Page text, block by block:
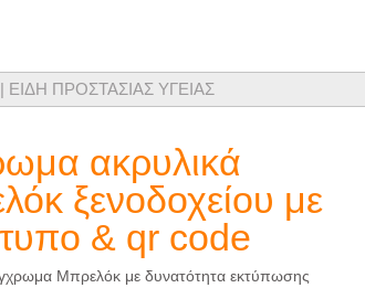
μενού & προμηθειών ξενοδοχειακών ειδών
ΕΙΔΗ ΠΡΟΣΤΑΣΙΑΣ ΥΓΕΙΑΣ
ακρυλικά
ξενοδοχείου με
& qr code
Μπρελόκ με δυνατότητα εκτύπωσης